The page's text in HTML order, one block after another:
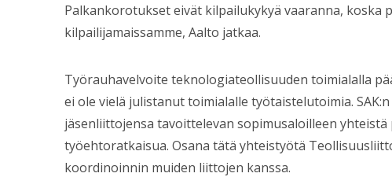
Palkankorotukset eivät kilpailukykyä vaaranna, koska
kilpailijamaissamme, Aalto jatkaa.
Työrauhavelvoite teknologiateollisuuden toimialalla
ei ole vielä julistanut toimialalle työtaistelutoimia.
jäsenliittojensa tavoittelevan sopimusaloilleen
työehtoratkaisua. Osana tätä yhteistyötä
koordinoinnin muiden liittojen kanssa.